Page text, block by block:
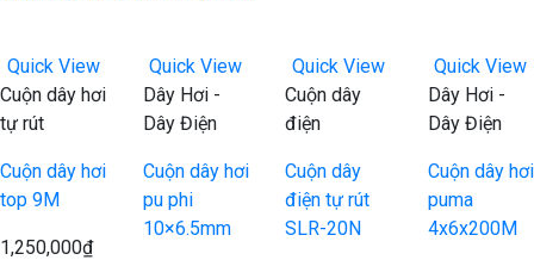
Quick View
Cuộn dây hơi
tự rút
Cuộn dây hơi
top 9M
1,250,000₫
Quick View
Dây Hơi -
Dây Điện
Cuộn dây hơi
pu phi
10×6.5mm
Quick View
Cuộn dây
điện
Cuộn dây
điện tự rút
SLR-20N
Quick View
Dây Hơi -
Dây Điện
Cuộn dây hơi
puma
4x6x200M